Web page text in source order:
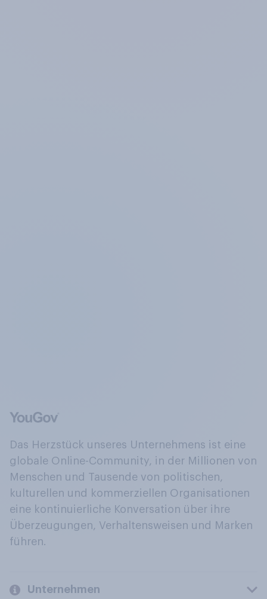
Das Herzstück unseres Unternehmens ist eine
globale Online-Community, in der Millionen von
Menschen und Tausende von politischen,
kulturellen und kommerziellen Organisationen
eine kontinuierliche Konversation über ihre
Überzeugungen, Verhaltensweisen und Marken
führen.
Unternehmen